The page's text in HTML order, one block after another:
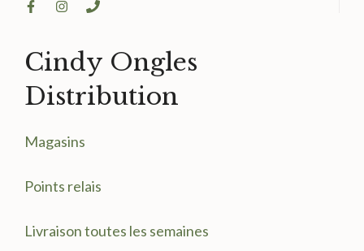
Cindy Ongles
Distribution
Magasins
Points relais
Livraison toutes les semaines